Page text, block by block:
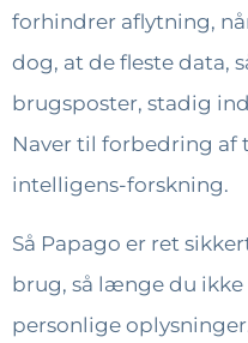
forhindrer aflytning,
dog, at de fleste data,
brugsposter, stadig
Naver til forbedring af
intelligens-forskning.
Så Papago er ret
brug, så længe du
personlige